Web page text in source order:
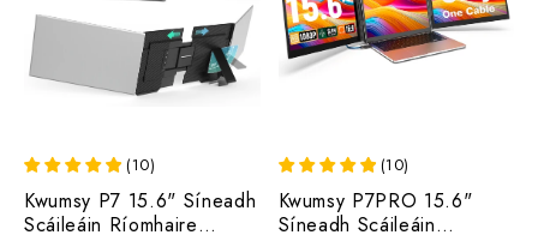
Kwumsy P7 15.6" Síneadh
Scáileáin Ríomhaire
(10)
Kwumsy P7PRO 15.6"
Síneadh Scáileáin
(10)